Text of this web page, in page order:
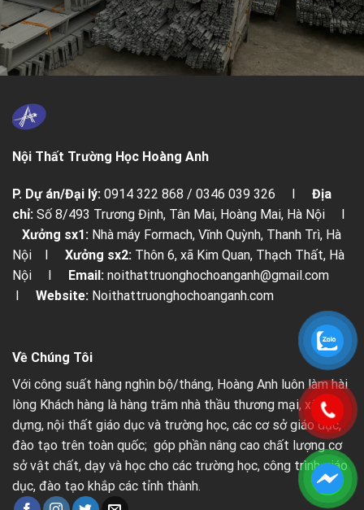
Nội Thất Trường Học Hoàng Anh
P. Dự án/Đại lý: 0914 322 868 / 0346 039 326 I Địa
chỉ: Số 8/493 Trương Định, Tân Mai, Hoàng Mai, Hà Nội I
Xưởng sx1: Nhà máy Formach, Vĩnh Quỳnh, Thanh Trì, Hà
Nội I Xưởng sx2: Thôn 6, xã Kim Quan, Thạch Thất, Hà
Nội I
Email: noithattruonghochoanganh@gmail.com
Website: Noithattruonghochoanganh.com
Về Chúng Tôi
Với công suất hàng nghìn bộ/tháng, Hoàng Anh luôn làm hài
lòng Khách hàng là hàng trăm nhà thầu thương mại, xây
dựng, nội thất giáo dục và trường học, các cơ sở giáo dục,
đào tạo trên toàn quốc; góp phần nâng cao chất lượng cơ
sở vật chất, dạy và học cho các trường học, công trình giáo
dục, đào tạo khắp các tỉnh thành.